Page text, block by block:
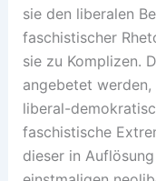
sie den liberalen
faschistischer
sie zu Komplizen.
angebetet
liberal-
faschistische
dieser in